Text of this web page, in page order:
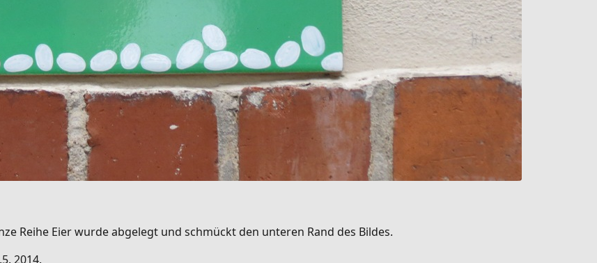
Reihe Eier wurde abgelegt und schmückt den unteren Rand des Bildes.
2014.